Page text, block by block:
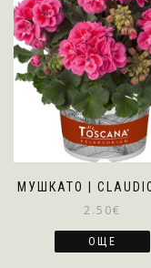
МУШКАТО |
2.50€
ОЩЕ